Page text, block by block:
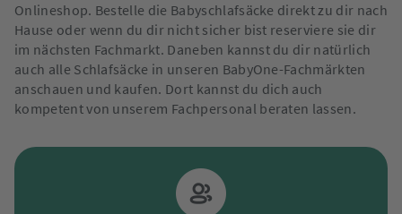
Onlineshop. Bestelle die Babyschlafsäcke direkt zu dir nach
Hause oder wenn du dir nicht sicher bist reserviere sie dir
im nächsten Fachmarkt. Daneben kannst du dir natürlich
auch alle Schlafsäcke in unseren BabyOne-Fachmärkten
anschauen und kaufen. Dort kannst du dich auch
kompetent von unserem Fachpersonal beraten lassen.